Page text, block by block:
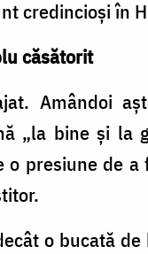
credincioşi în
căsătorit
Amândoi
„la bine şi la
presiune de
o bucată de